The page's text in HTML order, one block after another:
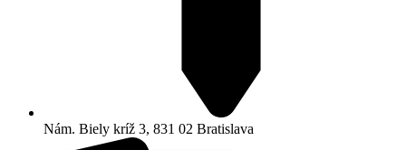
Nám. Biely kríž 3, 831 02 Bratislava